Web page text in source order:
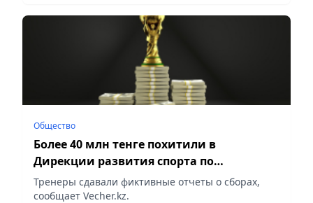
Общество
Более 40 млн тенге похитили в
Дирекции развития спорта по
неолимпийским видам Астаны
Тренеры сдавали фиктивные отчеты о сборах,
сообщает Vecher.kz.